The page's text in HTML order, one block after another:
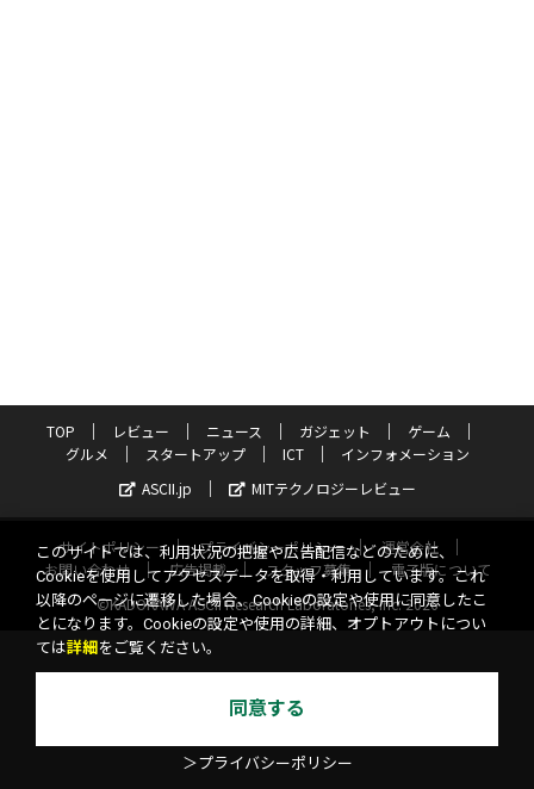
TOP レビュー ニュース ガジェット
ゲーム
グルメ
スタートアップ ICT
インフォメーション
ASCII.jp
MITテクノロジーレビュー
サイトポリシー プライバシーポリシー
運営会社
お問い合わせ
広告掲載 スタッフ募集
電子版について
©KADOKAWA ASCII Research Laboratories, Inc. 2026
このサイトでは、利用状況の把握や広告配信などのために、
Cookieを使用してアクセスデータを取得・利用しています。これ
以降のページに遷移した場合、Cookieの設定や使用に同意したこ
とになります。Cookieの設定や使用の詳細、オプトアウトについ
ては詳細 をご覧ください。
同意する
＞プライバシーポリシー